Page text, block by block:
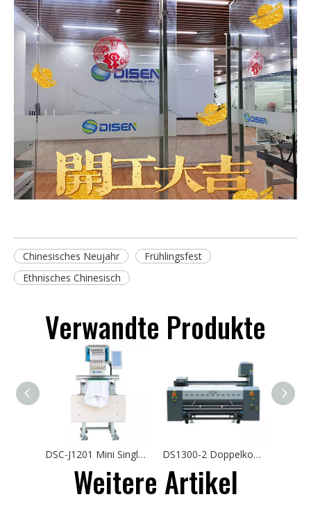
Chinesisches Neujahr
Frühlingsfest
Ethnisches Chinesisch
Verwandte Produkte
DSC-J1201 Mini Single Head Stickmaschine 30*40 cm Hut T-Shirt Automatisch Nähstickmaschine Computerisiert DS1300-2 Doppelkopf 1,3 m digitale Flaggen-Werbedruckmaschine
Weitere Artikel